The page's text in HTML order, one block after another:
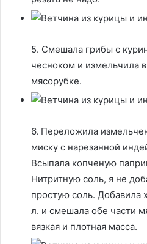
5. Смешала грибы с
чесноком и измельчила
мясорубке.
6. Переложила
миску с нарезанной
Всыпала копченую
Нитритную соль, я не
простую соль. Добавила
л. и смешала обе части
вязкая и плотная масса.